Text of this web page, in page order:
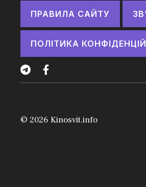
ПРАВИЛА САЙТУ
ПОЛІТИКА
© 2026 Kinosvit.info